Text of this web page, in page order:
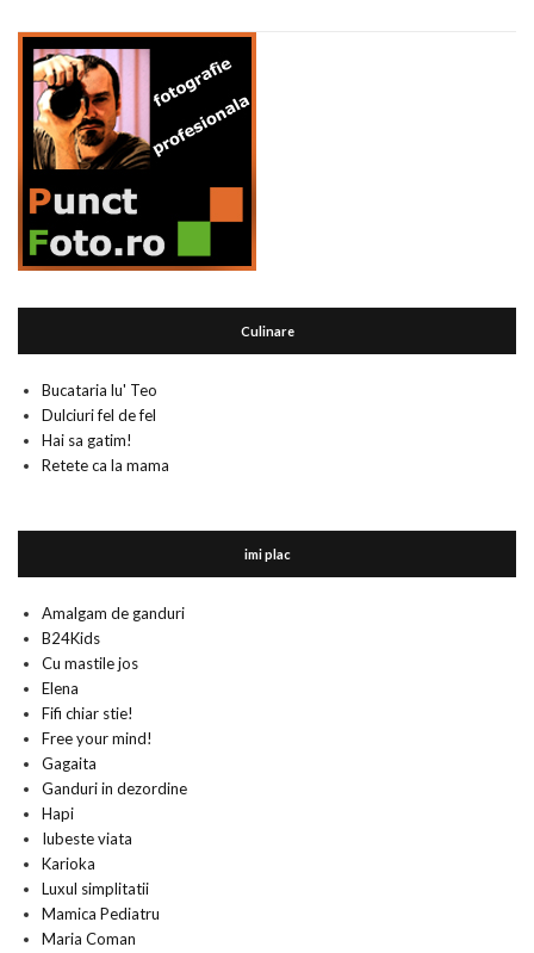
Culinare
Bucataria lu' Teo
Dulciuri fel de fel
Hai sa gatim!
Retete ca la mama
imi plac
Amalgam de ganduri
B24Kids
Cu mastile jos
Elena
Fifi chiar stie!
Free your mind!
Gagaita
Ganduri in dezordine
Hapi
Iubeste viata
Karioka
Luxul simplitatii
Mamica Pediatru
Maria Coman